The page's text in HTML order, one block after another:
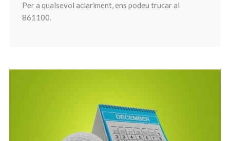
Per a qualsevol aclariment, ens podeu trucar al
861100.